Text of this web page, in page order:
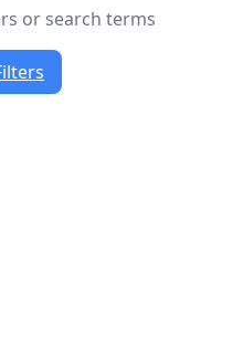
or search terms